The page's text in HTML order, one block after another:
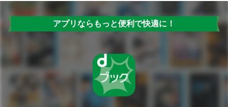
アプリならもっと便利で快適に！